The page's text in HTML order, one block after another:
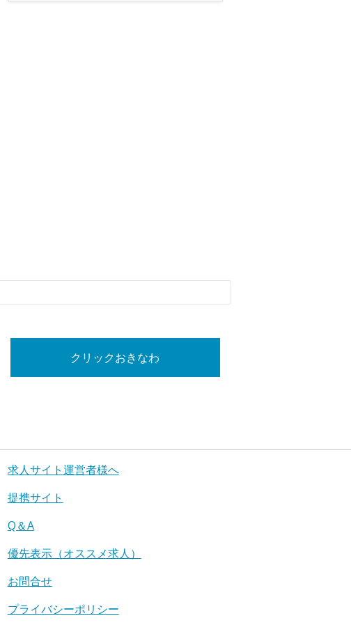
クリックおきなわ
求人サイト運営者様へ
提携サイト
Q＆A
優先表示（オススメ求人）
お問合せ
プライバシーポリシー